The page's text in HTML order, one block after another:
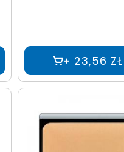
23,56 ZŁ